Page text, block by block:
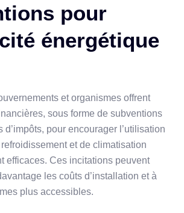
pour
énergétique
et organismes offrent
sous forme de subventions
d’impôts, pour encourager l’utilisation
et de climatisation
efficaces. Ces incitations peuvent
les coûts d’installation et à
plus accessibles.